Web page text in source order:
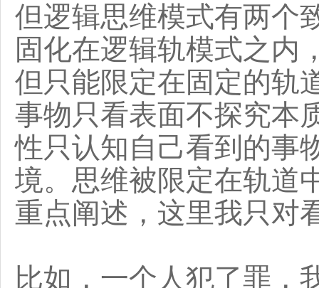
但逻辑思维模式有两个
固化在逻辑轨模式之内
但只能限定在固定的轨
事物只看表面不探究本
性只认知自己看到的事
境。思维被限定在轨道
重点阐述，这里我只对
比如，一个人犯了罪，